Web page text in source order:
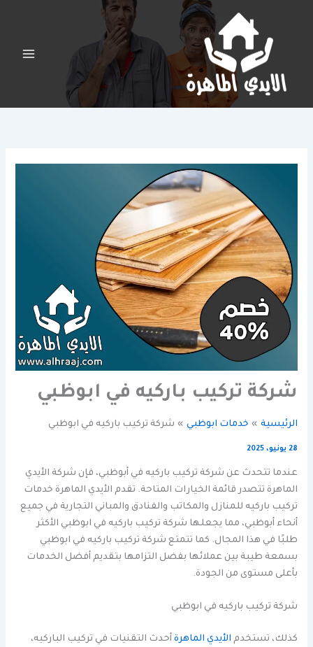
شركة تركيب باركيه في ابوظبي
الرئيسية خدمات ابوظبي شركة تركيب باركيه في ابوظبي
28 يونيو، 2025
عندما تتحدث عن شركة تركيب باركيه في أبوظبي، فإن شركة الأيدي
الماهرة تتصدر قائمة الخيارات المتاحة. تقدم الأيدي الماهرة خدمات
تركيب باركيه للمنازل والمكاتب والفنادق والمباني التجارية في جميع
أنحاء أبوظبي، مما يجعلها شركة تركيب باركيه في ابوظبي الأكثر
طلبًا في هذا المجال. كما تتمتع شركة تركيب باركيه في ابوظبي
بسمعة طيبة بين عملائها بفضل التزامها بتقديم أفضل الخدمات
بأعلى مستوى من الجودة.
شركة تركيب باركيه في ابوظبي
كذلك، تستخدم الأيدي الماهرة أحدث التقنيات في تركيب الباركيه،